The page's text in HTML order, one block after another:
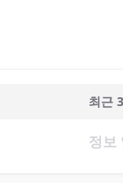
최근
정보